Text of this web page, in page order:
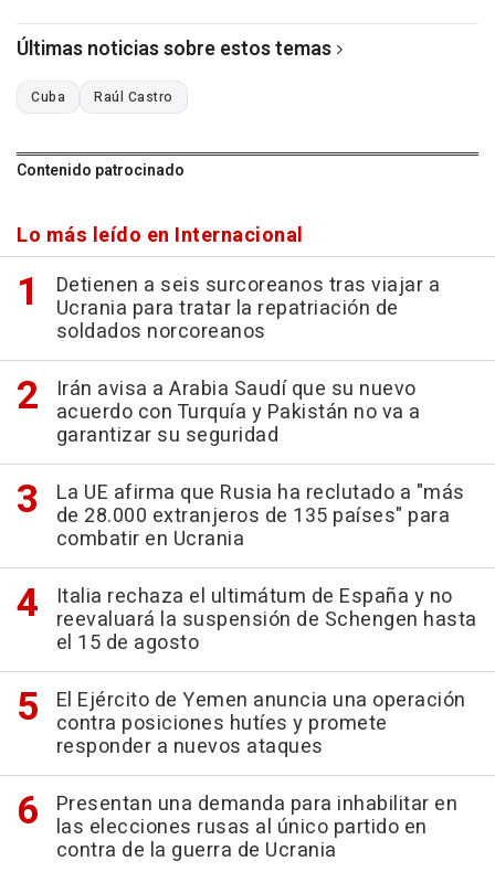
Últimas noticias sobre estos temas
Cuba Raúl Castro
Contenido patrocinado
Lo más leído en Internacional
Detienen a seis surcoreanos tras viajar a
Ucrania para tratar la repatriación de
soldados norcoreanos
Irán avisa a Arabia Saudí que su nuevo
acuerdo con Turquía y Pakistán no va a
garantizar su seguridad
La UE afirma que Rusia ha reclutado a "más
de 28.000 extranjeros de 135 países" para
combatir en Ucrania
Italia rechaza el ultimátum de España y no
reevaluará la suspensión de Schengen hasta
el 15 de agosto
El Ejército de Yemen anuncia una operación
contra posiciones hutíes y promete
responder a nuevos ataques
Presentan una demanda para inhabilitar en
las elecciones rusas al único partido en
contra de la guerra de Ucrania